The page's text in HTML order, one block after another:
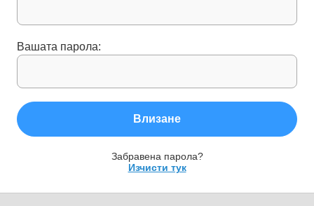
Вашата парола:
Влизане
Забравена парола?
Изчисти тук